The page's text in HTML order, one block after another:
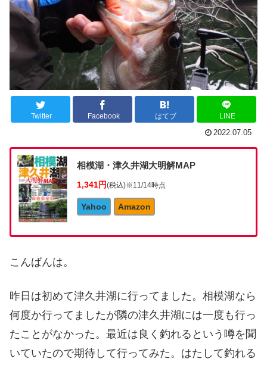
Twitter Facebook はてブ LINE
2022.07.05
相模湖・津久井湖大明解MAP
1,341円(税込)※11/14時点
Yahoo Amazon
こんばんは。
昨日は初めて津久井湖に行ってました。相模湖なら
何度か行ってましたが隣の津久井湖には一度も行っ
たことがなかった。最近は良く釣れるという噂を聞
いていたので期待して行ってみた。はたして釣れる